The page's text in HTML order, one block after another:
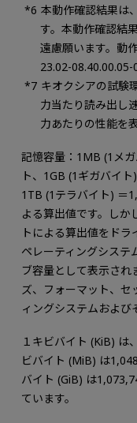
本動作確認結果は
す。本動作確認結
遠慮願います。動
23.02-
キオクシアの試験
力当たり読み出し
力あたりの性能を
記憶容量：1MB (1メ
ト、1GB (1ギガバイ
1TB (1テラバイト) ＝
よる算出値です。し
トによる算出値をド
ペレーティングシステ
ブ容量として表示され
ズ、フォーマット、セ
ィングシステムおよび
１キビバイト (KiB) は
ビバイト (MiB) は
バイト (GiB) は
ています。